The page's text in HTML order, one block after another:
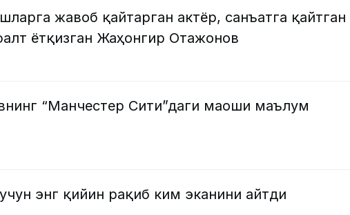
жавоб қайтарган актёр, санъатга қайтган
ётқизган Жаҳонгир Отажонов
“Манчестер Сити”даги маоши маълум
энг қийин рақиб ким эканини айтди